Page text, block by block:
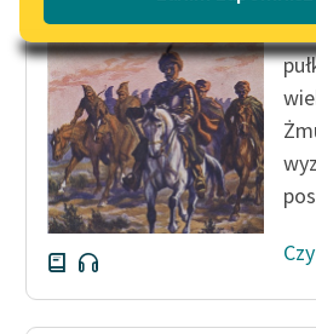
literatury do słuchania dla
uczennic i uczniów z
niepełnosprawnościami
E-kolekcja lektur
szkolnych i literatury do
słuchania dla uczennic i
uczniów z
niepełnosprawnościami
Feministyczne inspiracje.
—